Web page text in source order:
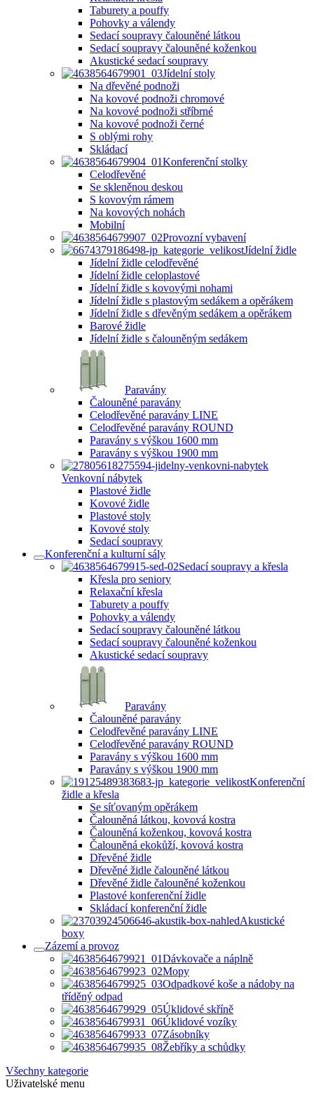
Taburety a pouffy
Pohovky a válendy
Sedací soupravy čalouněné látkou
Sedací soupravy čalouněné koženkou
Akustické sedací soupravy
Jídelní stoly
Na dřevěné podnoži
Na kovové podnoži chromové
Na kovové podnoži stříbrné
Na kovové podnoži černé
S oblými rohy
Skládací
Konferenční stolky
Celodřevěné
Se skleněnou deskou
S kovovým rámem
Na kovových nohách
Mobilní
Provozní vybavení
Jídelní židle
Jídelní židle celodřevěné
Jídelní židle celoplastové
Jídelní židle s kovovými nohami
Jídelní židle s plastovým sedákem a opěrákem
Jídelní židle s dřevěným sedákem a opěrákem
Barové židle
Jídelní židle s čalouněným sedákem
Paravány
Čalouněné paravány
Celodřevěné paravány LINE
Celodřevěné paravány ROUND
Paravány s výškou 1600 mm
Paravány s výškou 1900 mm
Venkovní nábytek
Plastové židle
Kovové židle
Plastové stoly
Kovové stoly
Sedací soupravy
Konferenční a kulturní sály
Sedací soupravy a křesla
Křesla pro seniory
Relaxační křesla
Taburety a pouffy
Pohovky a válendy
Sedací soupravy čalouněné látkou
Sedací soupravy čalouněné koženkou
Akustické sedací soupravy
Paravány
Čalouněné paravány
Celodřevěné paravány LINE
Celodřevěné paravány ROUND
Paravány s výškou 1600 mm
Paravány s výškou 1900 mm
Konferenční
židle a křesla
Se síťovaným opěrákem
Čalouněná látkou, kovová kostra
Čalouněná koženkou, kovová kostra
Čalouněná ekokůží, kovová kostra
Dřevěné židle
Dřevěné židle čalouněné látkou
Dřevěné židle čalouněné koženkou
Plastové konferenční židle
Skládací konferenční židle
Akustické
boxy
Zázemí a provoz
Dávkovače a náplně
Mopy
Odpadkové koše a nádoby na
tříděný odpad
Úklidové skříně
Úklidové vozíky
Zásobníky
Žebříky a schůdky
Všechny kategorie
Uživatelské menu